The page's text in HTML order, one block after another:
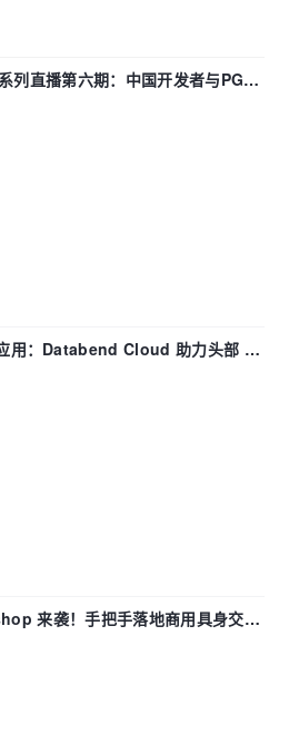
列直播第六期：中国开发者与PG内
贡献了什么？
用：Databend Cloud 助力头部 AI
据管道
来袭！手把手落地商用具身交互